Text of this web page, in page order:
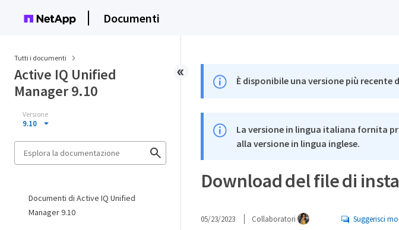
Documenti
Tutti i documenti
Active IQ Unified
Manager 9.10
Versione
9.10
Documenti di Active IQ Unified
Manager 9.10
È disponibile una versione più
La versione in lingua italiana fornita
alla versione in lingua inglese.
Download del file di
05/23/2023 Collaboratori Suggerisci